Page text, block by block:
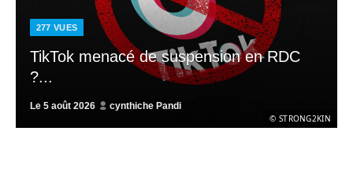
277 VUES
© STRONG2KIN
TikTok menacé de suspension en RDC
?...
Le 5 août 2026 cynthiche Pandi